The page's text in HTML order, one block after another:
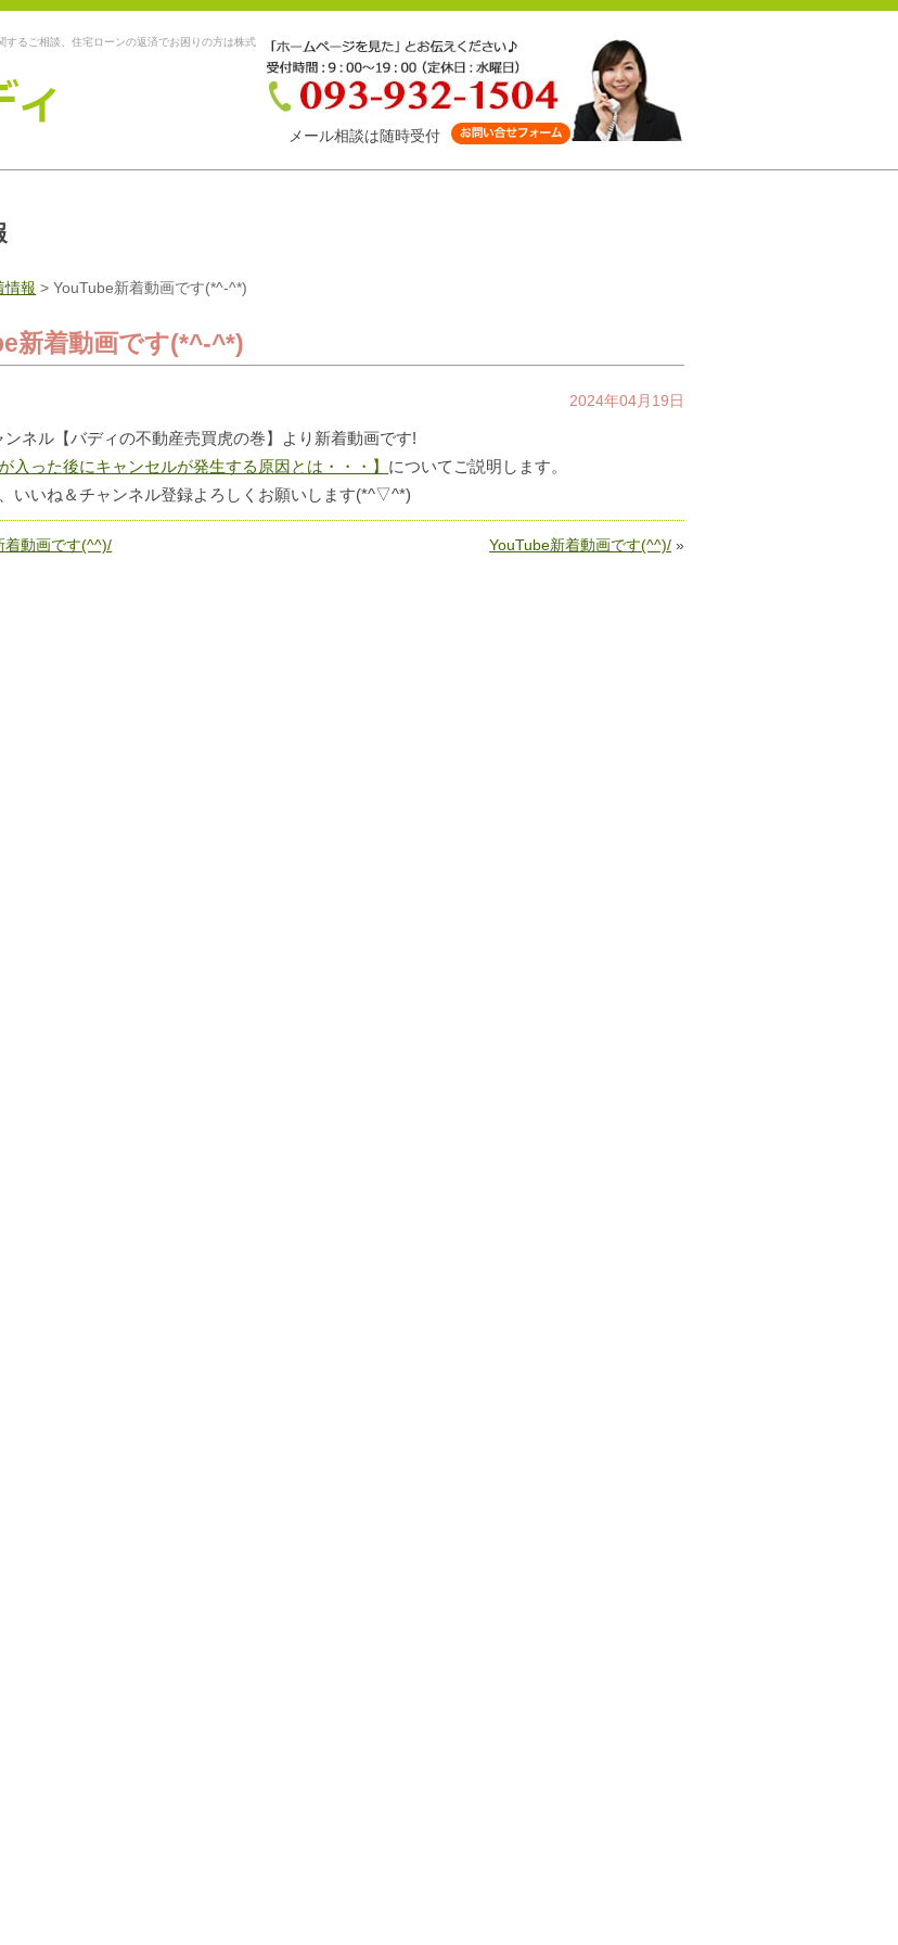
るご相談、住宅ローンの返済でお困りの方は株式
メール相談は随時受付
情報 >YouTube新着動画です(*^-^*)
新着動画です(*^-^*)
2024年04月19日
ンネル【バディの不動産売買虎の巻】より新着動画です!
入った後にキャンセルが発生する原因とは・・・】 についてご説明します。
いいね＆チャンネル登録よろしくお願いします(*^▽^*)
着動画です(^^)/ YouTube新着動画です(^^)/ »